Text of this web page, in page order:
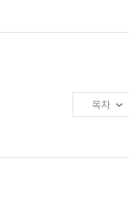
주요국은 스테이블코인을 지
성이 결합되면 보험상품의
조달 및 리스크 인수 구조 혁
카드업권에 비해 보험업권의
을 명확히 인식하고, 규제
목차
면서 리스크 구조가 근본적으